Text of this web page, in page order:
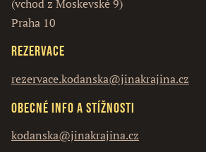
(vchod z Moskevské 9)
Praha 10
Rezervace
rezervace.kodanska@jinakrajina.cz
Obecné info a stížnosti
kodanska@jinakrajina.cz